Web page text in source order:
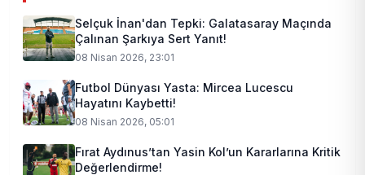
Selçuk İnan'dan Tepki: Galatasaray Maçında
Çalınan Şarkıya Sert Yanıt!
08 Nisan 2026, 23:01
Futbol Dünyası Yasta: Mircea Lucescu
Hayatını Kaybetti!
08 Nisan 2026, 05:01
Fırat Aydınus’tan Yasin Kol’un Kararlarına Kritik
Değerlendirme!